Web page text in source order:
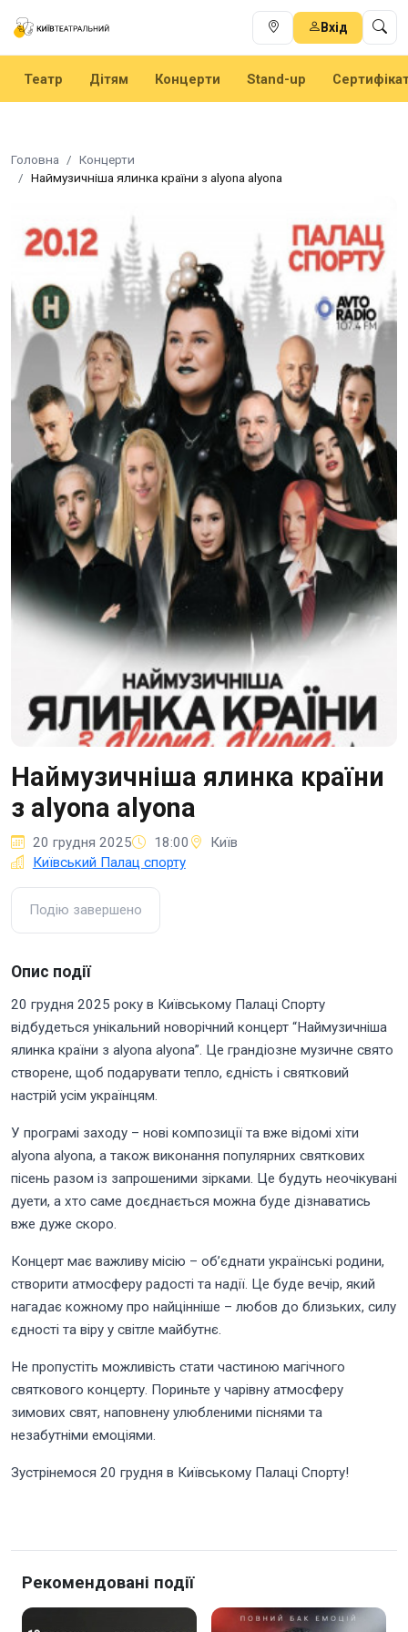
Вхід
Театр Дітям Концерти Stand-up
Головна
Концерти
Наймузичніша ялинка країни з alyona alyona
Наймузичніша ялинка країни
з alyona alyona
20 грудня 2025 18:00
Київ
Київський Палац спорту
Подію завершено
Опис події
20 грудня 2025 року в Київському Палаці Спорту
відбудеться унікальний новорічний концерт “Наймузичніша
ялинка країни з alyona alyona”. Це грандіозне музичне свято
створене, щоб подарувати тепло, єдність і святковий
настрій усім українцям.
У програмі заходу – нові композиції та вже відомі хіти
alyona alyona, а також виконання популярних святкових
пісень разом із запрошеними зірками. Це будуть неочікувані
дуети, а хто саме доєднається можна буде дізнаватись
вже дуже скоро.
Концерт має важливу місію – об’єднати українські родини,
створити атмосферу радості та надії. Це буде вечір, який
нагадає кожному про найцінніше – любов до близьких, силу
єдності та віру у світле майбутнє.
Не пропустіть можливість стати частиною магічного
святкового концерту. Пориньте у чарівну атмосферу
зимових свят, наповнену улюбленими піснями та
незабутніми емоціями.
Зустрінемося 20 грудня в Київському Палаці Спорту!
Рекомендовані події